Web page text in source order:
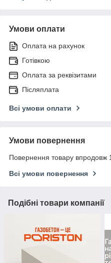
Умови оплати
Оплата на рахунок
Готівкою
Оплата за реквізитами
Післяплата
Всі умови оплати
Умови повернення
Повернення товару впродовж
Всі умови повернення
Подібні товари компанії